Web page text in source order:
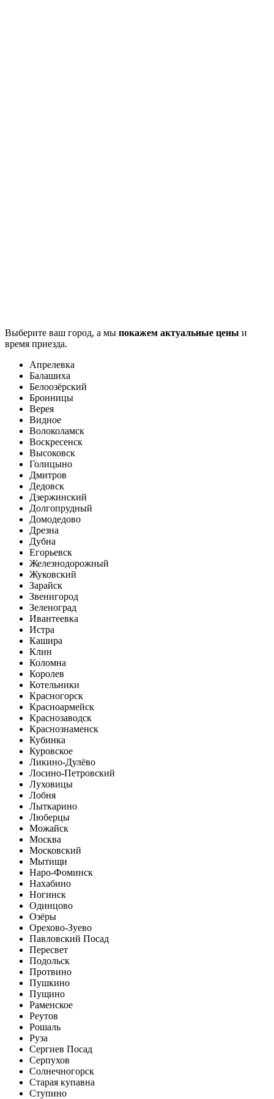
Выберите ваш город, а мы покажем актуальные цены и
время приезда.
Апрелевка
Балашиха
Белоозёрский
Бронницы
Верея
Видное
Волоколамск
Воскресенск
Высоковск
Голицыно
Дмитров
Дедовск
Дзержинский
Долгопрудный
Домодедово
Дрезна
Дубна
Егорьевск
Железнодорожный
Жуковский
Зарайск
Звенигород
Зеленоград
Ивантеевка
Истра
Кашира
Клин
Коломна
Королев
Котельники
Красногорск
Красноармейск
Краснозаводск
Краснознаменск
Кубинка
Куровское
Ликино-Дулёво
Лосино-Петровский
Луховицы
Лобня
Лыткарино
Люберцы
Можайск
Москва
Московский
Мытищи
Наро-Фоминск
Нахабино
Ногинск
Одинцово
Озёры
Орехово-Зуево
Павловский Посад
Пересвет
Подольск
Протвино
Пушкино
Пущино
Раменское
Реутов
Рошаль
Руза
Сергиев Посад
Серпухов
Солнечногорск
Старая купавна
Ступино